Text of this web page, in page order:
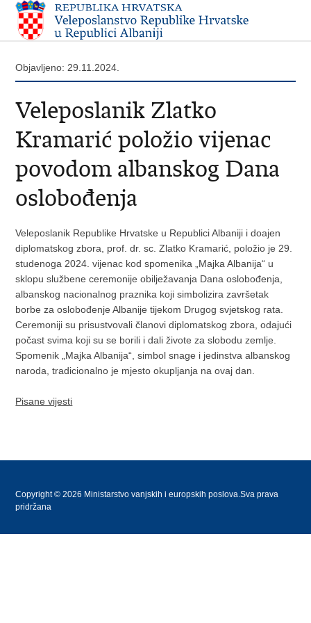
Objavljeno: 29.11.2024.
Veleposlanik Zlatko
Kramarić položio vijenac
povodom albanskog Dana
oslobođenja
Veleposlanik Republike Hrvatske u Republici Albaniji i doajen
diplomatskog zbora, prof. dr. sc. Zlatko Kramarić, položio je 29.
studenoga 2024. vijenac kod spomenika „Majka Albanija“ u
sklopu službene ceremonije obilježavanja Dana oslobođenja,
albanskog nacionalnog praznika koji simbolizira završetak
borbe za oslobođenje Albanije tijekom Drugog svjetskog rata.
Ceremoniji su prisustvovali članovi diplomatskog zbora, odajući
počast svima koji su se borili i dali živote za slobodu zemlje.
Spomenik „Majka Albanija“, simbol snage i jedinstva albanskog
naroda, tradicionalno je mjesto okupljanja na ovaj dan.
Pisane vijesti
Copyright © 2026 Ministarstvo vanjskih i europskih poslova.Sva prava
pridržana